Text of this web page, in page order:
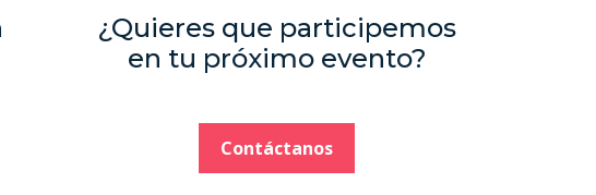
¿Quieres que participemos
en tu próximo evento?
Contáctanos